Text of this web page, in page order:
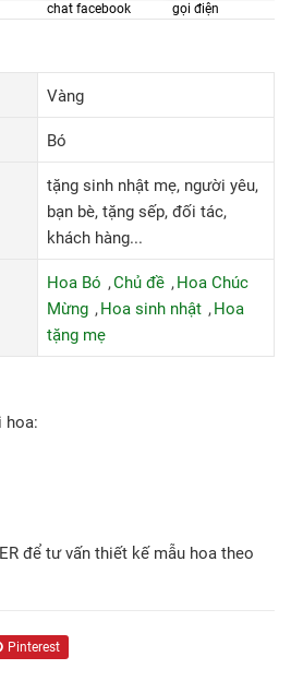
chat facebook gọi điện
Vàng
Bó
tặng sinh nhật mẹ, người yêu,
bạn bè, tặng sếp, đối tác,
khách hàng...
Hoa Bó Chủ đề
Hoa Chúc
Mừng
Hoa sinh nhật
Hoa
tặng mẹ
hoa:
để tư vấn thiết kế mẫu hoa theo
Pinterest